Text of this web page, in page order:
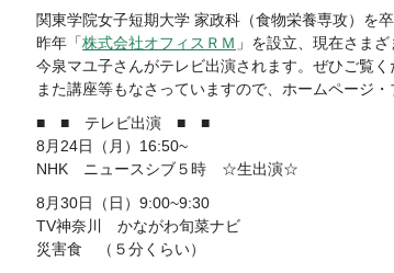
関東学院女子短期大学 家政科（食物栄養専攻）を
昨年「株式会社オフィスＲＭ 」を設立、現在さま
今泉マユ子さんがテレビ出演されます。ぜひご覧く
また講座等もなさっていますので、ホームページ・
■ ■ テレビ出演 ■ ■
8月24日（月）16:50~
NHK ニュースシブ５時 ☆生出演☆
8月30日（日）9:00~9:30
TV神奈川 かながわ旬菜ナビ
災害食 （５分くらい）